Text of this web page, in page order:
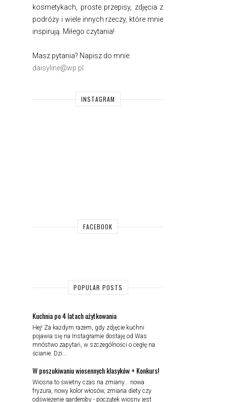
kosmetykach, proste przepisy, zdjęcia z
podróży i wiele innych rzeczy, które mnie
inspirują. Miłego czytania!
Masz pytania? Napisz do mnie:
daisyline@wp.pl
INSTAGRAM
FACEBOOK
POPULAR POSTS
Kuchnia po 4 latach użytkowania
Hej! Za każdym razem, gdy zdjęcie kuchni
pojawia się na Instagramie dostaję od Was
mnóstwo zapytań, w szczególności o cegłę na
ścianie. Dzi...
W poszukiwaniu wiosennych klasyków + Konkurs!
Wiosna to świetny czas na zmiany... nowa
fryzura, nowy kolor włosów, zmiana diety czy
odświeżenie garderoby - początek wiosny jest